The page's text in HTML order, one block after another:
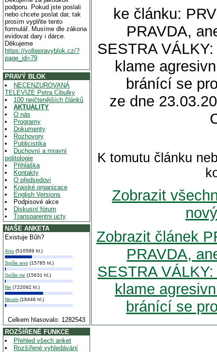
podporu. Pokud jste poslali
nebo chcete poslat dar, tak
prosím vyplňte tento
formulář. Musíme dle zákona
evidovat dary i dárce.
Děkujeme
https://voltepravyblok.cz/?
page_id=79
PRAVÝ BLOK
NECENZUROVANÁ
TELEVIZE Petra Cibulky
100 nejčtenějších článků
AKTUALITY
O nás
Programy
Dokumenty
Rozhovory
Publicistika
Duchovní a mravní
politologie
Přihláška
Kontakty
O předsedovi
Krajské organizace
English Versions
Podpisové akce
Diskusní fórum
Transparentni ucty
NAŠE ANKETA
Existuje Bůh?
Ano (510589 hl.)
Spíše ano (15785 hl.)
Spíše ne (15631 hl.)
Ne (722092 hl.)
Nevim (18446 hl.)
Celkem hlasovalo: 1282543
ROZŠÍŘENÉ FUNKCE
Přehled všech anket
Rozšířené vyhledávání
ke článku:
PRAVDA,
SESTRA
klame
bránící se
ze dne
K tomutu článku
Zobrazit
Zobrazit článek
PRAVDA,
SESTRA
klame
bránící se